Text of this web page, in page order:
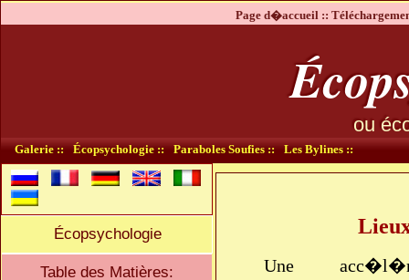
Page d�accueil ::
ou
Galerie :: Écopsychologie :: Paraboles Soufies :: Les Bylines ::
Écopsychologie
Table des Matières:
Une